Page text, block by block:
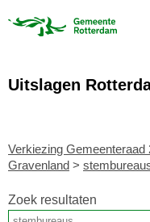
Uitslagen
Verkiezing Gemeenteraad
Gravenland >
Zoek resultaten